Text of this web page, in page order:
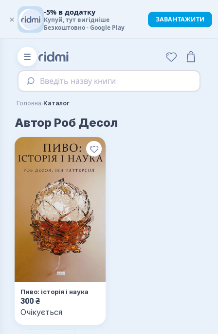
☰
Введіть назву книги
Головна›Каталог
Автор Роб Десол
Пиво: історія і наука
300 ₴
Очікується
×
-5% в додатку
Купуй, тут вигідніше
Безкоштовно - Google Play
ЗАВАНТАЖИТИ